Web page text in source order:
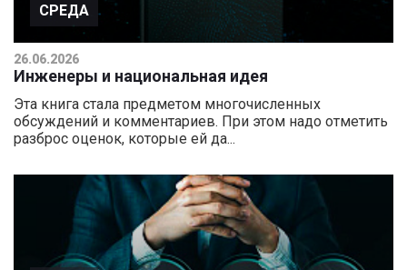
СРЕДА
26.06.2026
Инженеры и национальная идея
Эта книга стала предметом многочисленных
обсуждений и комментариев. При этом надо отметить
разброс оценок, которые ей да...